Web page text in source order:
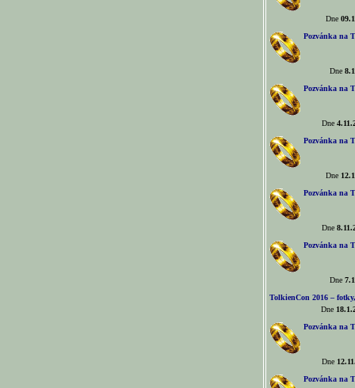
Dne
Pozvánka na
Dne
Pozvánka na
Dne
Pozvánka na
Dne
Pozvánka na
Dne
Pozvánka na
Dne
TolkienCon 2016 –
Dne
Pozvánka na
Dne
Pozvánka na